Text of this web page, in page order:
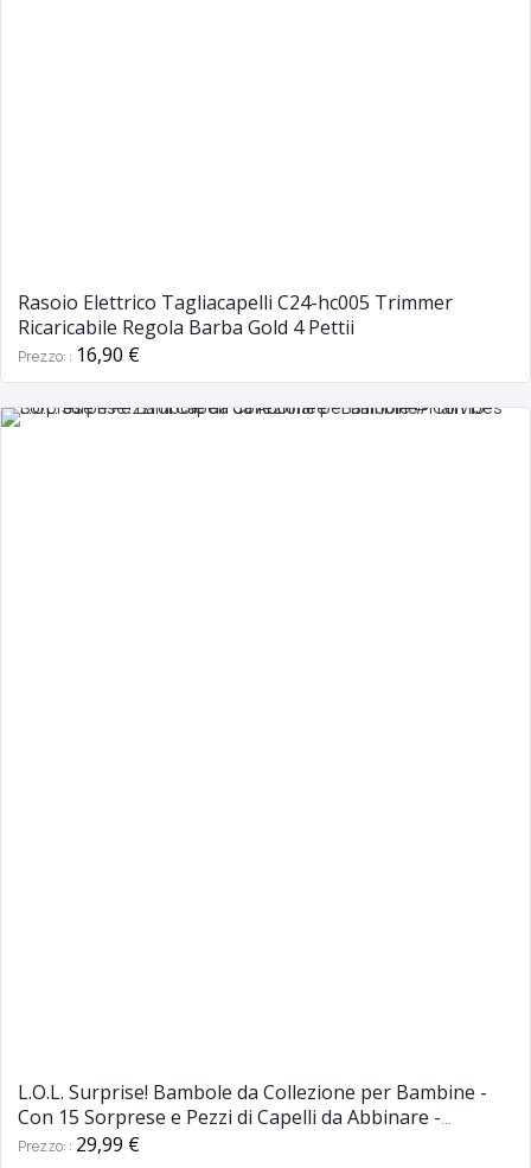
Rasoio Elettrico Tagliacapelli C24-hc005 Trimmer
Ricaricabile Regola Barba Gold 4 Pettii
Prezzo: 16,90 €
L.O.L. Surprise! Bambole da Collezione per Bambine -
Con 15 Sorprese e Pezzi di Capelli da Abbinare -
Bambole #Hairvibes
Prezzo: 29,99 €